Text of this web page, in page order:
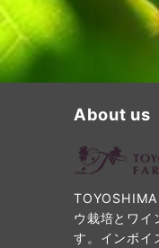
About us
TOYOSHIMA
ウ栽培とワイ
す。インボ